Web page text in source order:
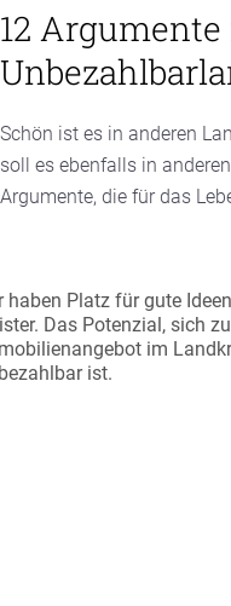
12
Schön ist es in anderen
soll es ebenfalls in
Argumente, die für das
haben Platz für gute
Das Potenzial, sich
im
ist.